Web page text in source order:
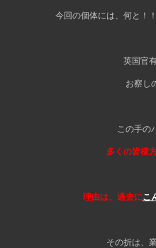
今回の個体には、何と！！
そ
英国官有品（官給品）の
お察しの通りの超スペ
また、重ねてお
この手のパンツ
多くの皆様方が認識さ
ここでは敢えて、
理由は、過去にこ
その折は、業界内外でも